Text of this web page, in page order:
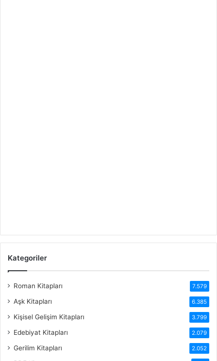
Kategoriler
Roman Kitapları 7.579
Aşk Kitapları 6.385
Kişisel Gelişim Kitapları 3.799
Edebiyat Kitapları 2.079
Gerilim Kitapları 2.052